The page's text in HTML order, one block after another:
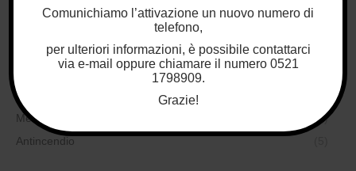
Sicurezza ambientale
(37)
Sicurezza nei cantieri
Progettazione
Medicina del lavoro
(7)
Antincendio
Comunichiamo l’attivazione un nuovo numero di
telefono,
per ulteriori informazioni, è possibile contattarci
via e-mail oppure chiamare il numero 0521
1798909.
Grazie!